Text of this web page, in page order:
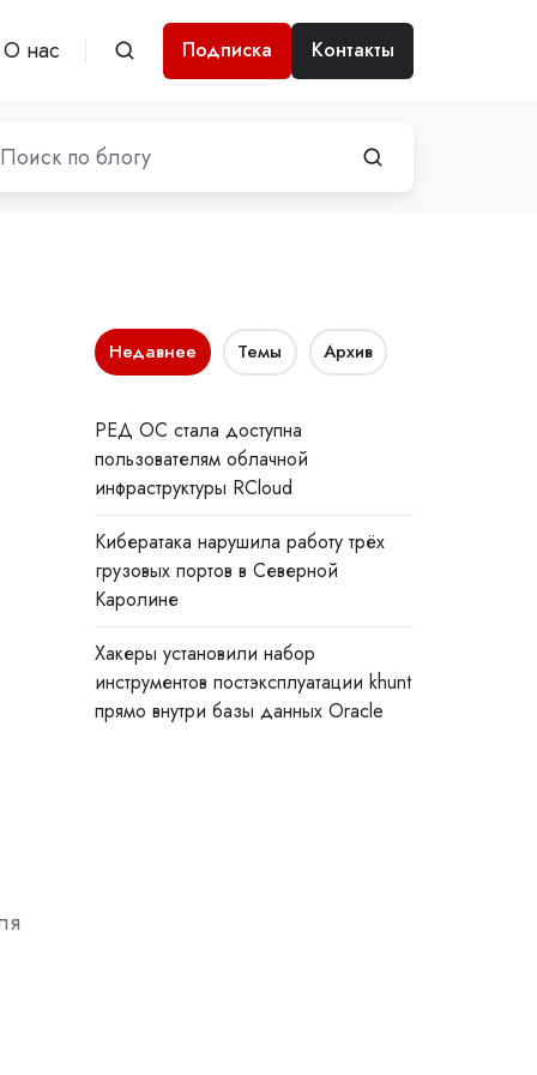
О нас Подписка Контакты
Недавнее Темы Архив
РЕД ОС стала доступна
пользователям облачной
инфраструктуры RCloud
Кибератака нарушила работу трёх
грузовых портов в Северной
Каролине
Хакеры установили набор
инструментов постэксплуатации khunt
прямо внутри базы данных Oracle